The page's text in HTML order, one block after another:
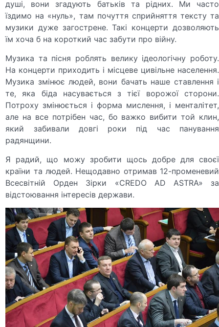
душі, вони згадують батьків та рідних. Ми часто
їздимо на «нуль», там почуття сприйняття тексту та
музики дуже загострене. Такі концерти дозволяють
їм хоча б на короткий час забути про війну.
Музика та пісня роблять велику ідеологічну роботу.
На концерти приходить і місцеве цивільне населення.
Музика змінює людей, вони бачать наше ставлення і
те, яка біда насувається з тієї ворожої сторони.
Потроху змінюється і форма мислення, і менталітет,
але на все потрібен час, бо важко вибити той клин,
який забивали довгі роки під час панування
радянщини.
Я радий, що можу зробити щось добре для своєї
країни та людей. Нещодавно отримав 12-променевий
Всесвітній Орден Зірки «CREDO AD ASTRA» за
відстоювання інтересів держави.